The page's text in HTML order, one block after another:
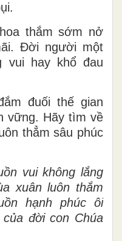
thắm sớm nở
Đời người một
vui hay khổ đau
đuối thế gian
vững. Hãy tìm về
thẳm sâu phúc
vui không lắng
xuân luôn thắm
hạnh phúc ôi
đời con Chúa